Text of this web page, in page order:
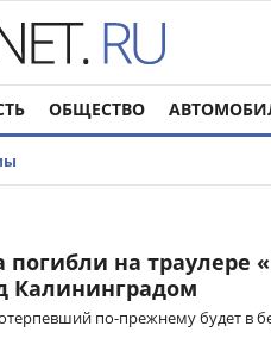
ОБЩЕСТВО
погибли на траулере
Калининградом
по-прежнему будет в